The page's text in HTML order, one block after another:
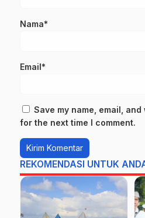
Nama*
Email*
Save my name, email,
for the next time I comment.
REKOMENDASI UNTUK